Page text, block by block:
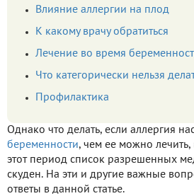
Влияние аллергии на плод
К какому врачу обратиться
Лечение во время
Что категорически нельзя
Профилактика
Однако что делать, если аллергия
беременности, чем ее можно лечить,
этот период список разрешенных
скуден. На эти и другие важные
ответы в данной статье.